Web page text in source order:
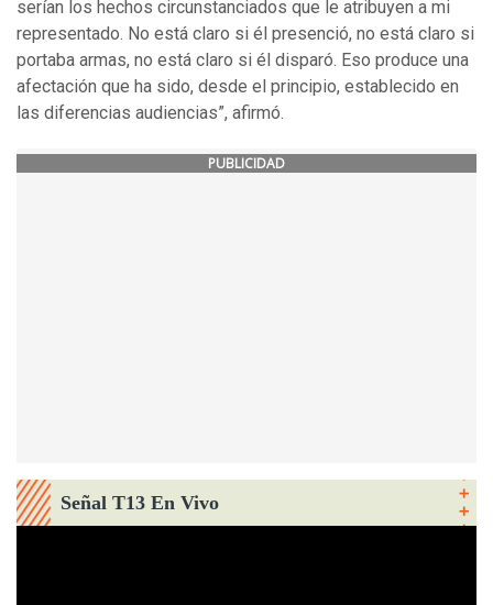
serían los hechos circunstanciados que le atribuyen a mi
representado. No está claro si él presenció, no está claro si
portaba armas, no está claro si él disparó. Eso produce una
afectación que ha sido, desde el principio, establecido en
las diferencias audiencias”, afirmó.
PUBLICIDAD
Señal T13 En Vivo